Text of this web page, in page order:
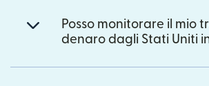
Posso monitorare il mio
denaro dagli Stati Uniti